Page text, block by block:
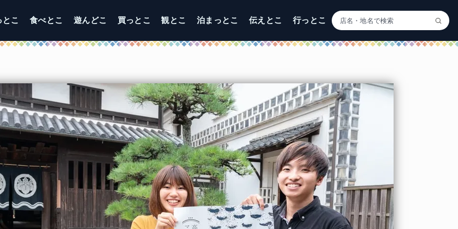
こ 食べとこ 遊んどこ 買っとこ 観とこ 泊まっとこ 伝えとこ 行っとこ